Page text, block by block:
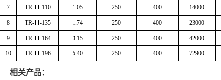
7 TR-Ⅲ-110 1.05 250 400 14000
8 TR-Ⅲ-135 1.74 250 400 23000
9 TR-Ⅲ-164 3.15 250 400 42000
10 TR-Ⅲ-196 5.40 250 400 72900
相关产品：